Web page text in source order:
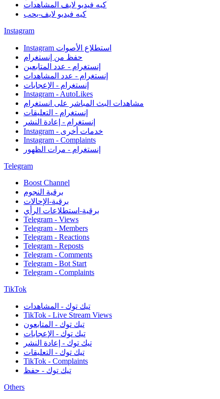
كيه فيديو لايف المشاهدات
كيه فيديو لايف-يحب
Instagram
Instagram استطلاع الأصوات
حفظ من إنستغرام
إنستغرام - عدد المتابعين
إنستغرام - عدد المشاهدات
إنستغرام - الإعجابات
Instagram - AutoLikes
مشاهدات البث المباشر على انستغرام
إنستغرام - التعليقات
إنستغرام - إعادة النشر
Instagram - خدمات أخرى
Instagram - Complaints
إنستغرام - مرات الظهور
Telegram
Boost Channel
برقية النجوم
برقية-الإحالات
برقية-استطلاعات الرأي
Telegram - Views
Telegram - Members
Telegram - Reactions
Telegram - Reposts
Telegram - Comments
Telegram - Bot Start
Telegram - Complaints
TikTok
تيك توك - المشاهدات
TikTok - Live Stream Views
تيك توك - المتابعون
تيك توك - الإعجابات
تيك توك - إعادة النشر
تيك توك - التعليقات
TikTok - Complaints
تيك توك - حفظ
Others